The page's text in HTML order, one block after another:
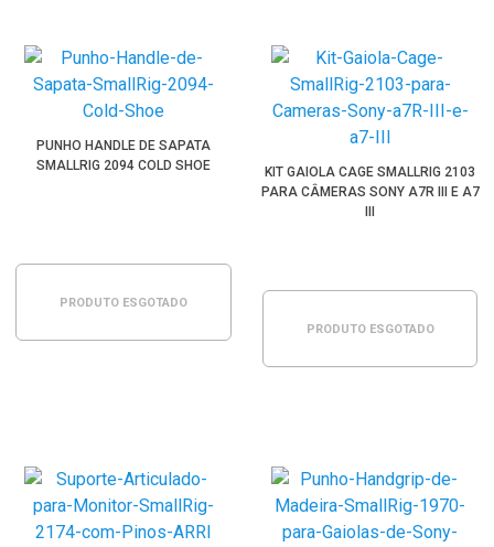
PUNHO HANDLE DE SAPATA
SMALLRIG 2094 COLD SHOE
PRODUTO ESGOTADO
KIT GAIOLA CAGE SMALLRIG 2103
PARA CÂMERAS SONY A7R III E A7
III
PRODUTO ESGOTADO